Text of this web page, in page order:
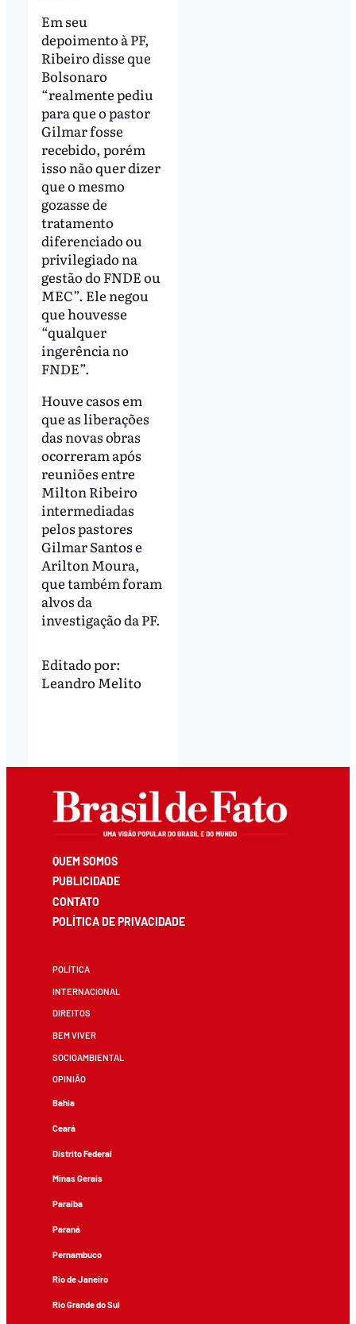
Em seu
depoimento à PF,
Ribeiro disse que
Bolsonaro
“realmente pediu
para que o pastor
Gilmar fosse
recebido, porém
isso não quer dizer
que o mesmo
gozasse de
tratamento
diferenciado ou
privilegiado na
gestão do FNDE ou
MEC”. Ele negou
que houvesse
“qualquer
ingerência no
FNDE”.
Houve casos em
que as liberações
das novas obras
ocorreram após
reuniões entre
Milton Ribeiro
intermediadas
pelos pastores
Gilmar Santos e
Arilton Moura,
que também foram
alvos da
investigação da PF.
Editado por:
Leandro Melito
QUEM SOMOS
PUBLICIDADE
CONTATO
POLÍTICA DE PRIVACIDADE
POLÍTICA
INTERNACIONAL
DIREITOS
BEM VIVER
SOCIOAMBIENTAL
OPINIÃO
Bahia
Ceará
Distrito Federal
Minas Gerais
Paraíba
Paraná
Pernambuco
Rio de Janeiro
Rio Grande do Sul